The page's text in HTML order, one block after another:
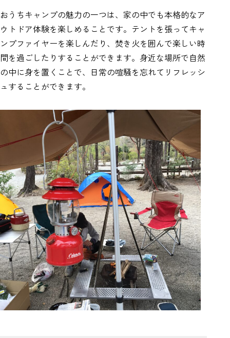
おうちキャンプの魅力の一つは、家の中でも本格的なア
ウトドア体験を楽しめることです。テントを張ってキャ
ンプファイヤーを楽しんだり、焚き火を囲んで楽しい時
間を過ごしたりすることができます。身近な場所で自然
の中に身を置くことで、日常の喧騒を忘れてリフレッシ
ュすることができます。